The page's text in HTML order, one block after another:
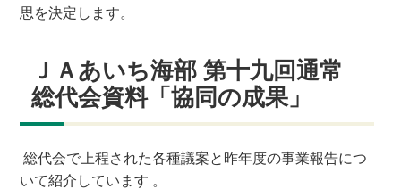
思を決定します。
ＪＡあいち海部 第十九回通常
総代会資料「協同の成果」
総代会で上程された各種議案と昨年度の事業報告につ
いて紹介しています 。